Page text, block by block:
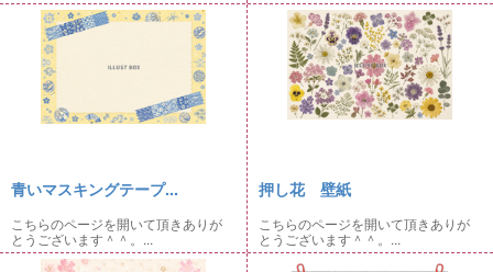
青いマスキングテープ...
こちらのページを開いて頂きありが
とうございます＾＾。...
押し花 壁紙
こちらのページを開いて頂きありが
とうございます＾＾。...